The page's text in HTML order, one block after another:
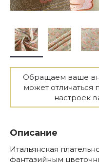
Обращаем ваше
может отличаться
настроек
Описание
Итальянская
фантазийным